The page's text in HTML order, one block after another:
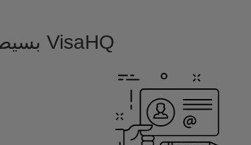
VisaHQ بسيطة, بديهية و مفصلة خصيصا للمسافرين